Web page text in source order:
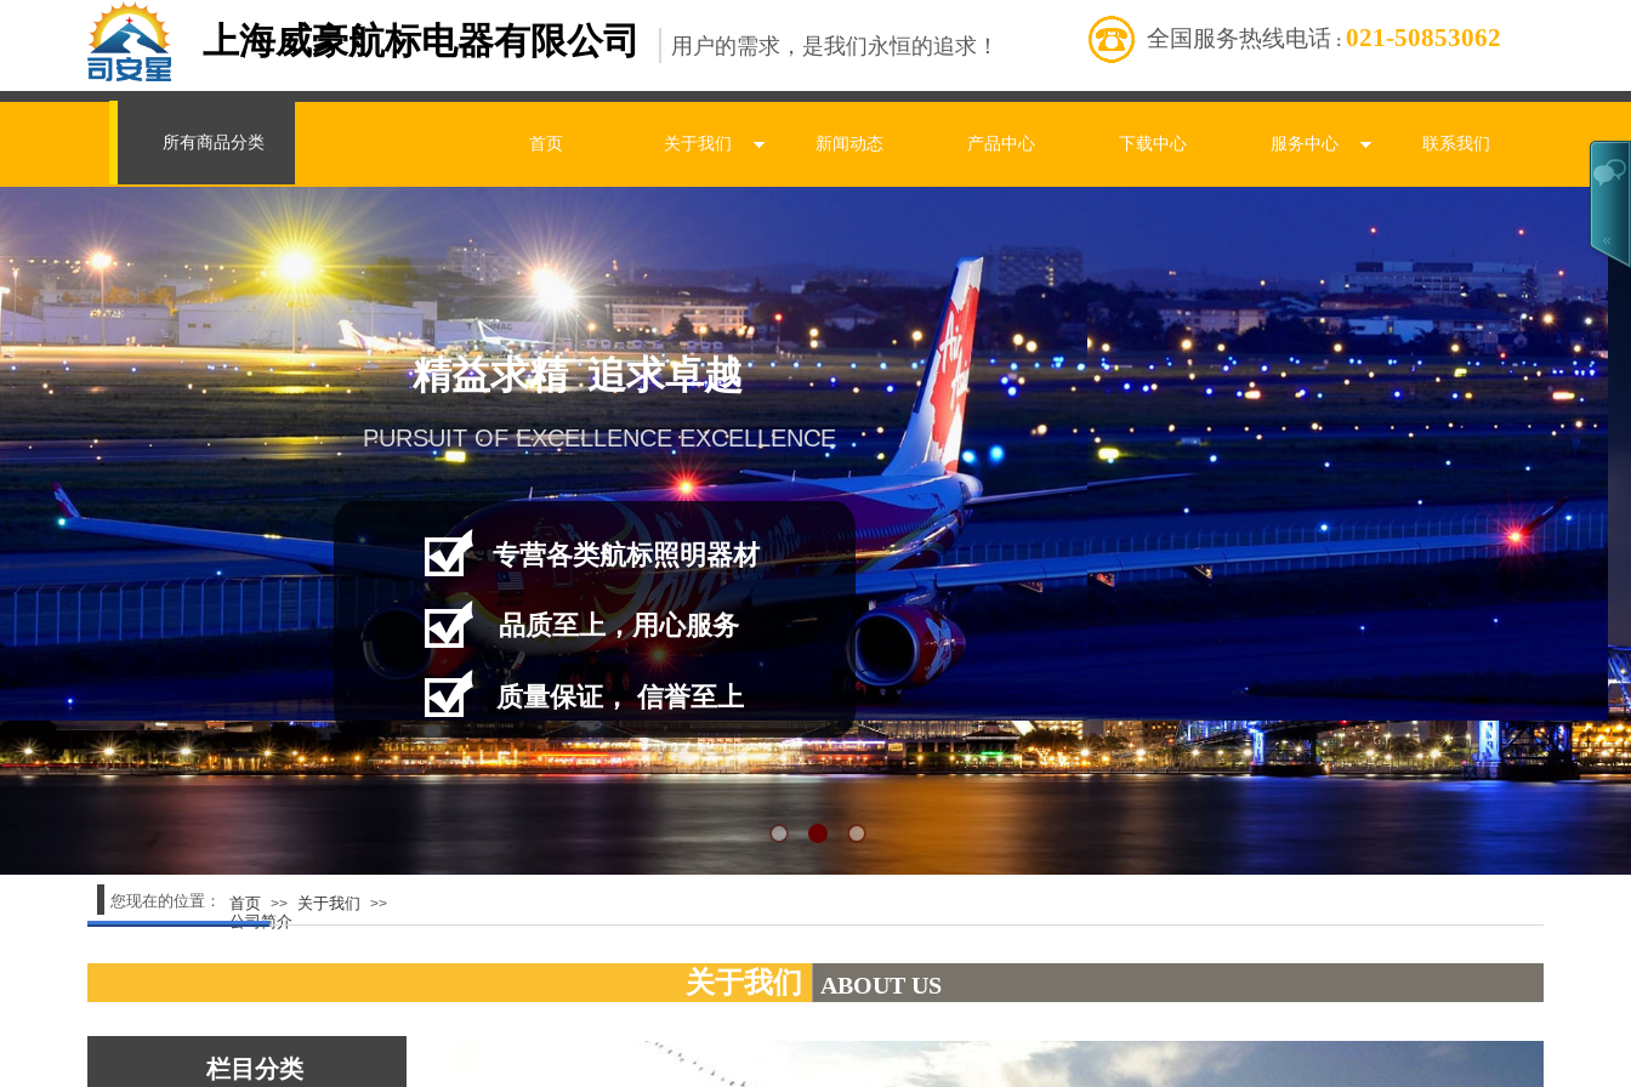
上海威豪航标电器有限公司 全国服务热线电话 ： 021-50853062
用户的需求，是我们永恒的追求！
所有商品分类 首页 关于我们 新闻动态 产品中心 下载中心 服务中心 联系我们
精益求精 追求卓越
PURSUIT OF EXCELLENCE EXCELLENCE
专营各类航标照明器材
品质至上，用心服务
质量保证， 信誉至上
栏目分类
首页 >> 关于我们 >>
公司简介
您现在的位置：
ABOUT US
关于我们